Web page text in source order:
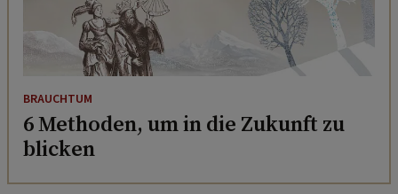
BRAUCHTUM
6 Methoden, um in die Zukunft zu
blicken